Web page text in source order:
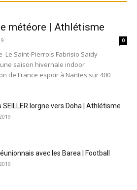
météore | Athlétisme
0
Le Saint-Pierrois Fabrisio Saïdy
saison hivernale indoor
de France espoir à Nantes sur 400
SEILLER lorgne vers Doha | Athlétisme
avec les Barea | Football